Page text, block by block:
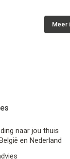
Meer
naar jou thuis
en Nederland